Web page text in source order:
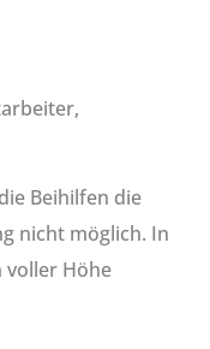
Beihilfen die
nicht möglich. In
voller Höhe